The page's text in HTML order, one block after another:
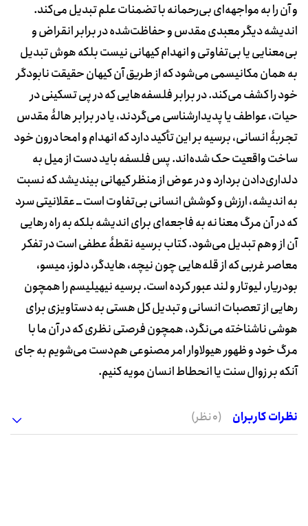
و آن را به مواجهه‌‏ای بی‏‌رحمانه با تضمنات علم تبدیل می‌‏کند.
اندیشه دیگر معبدی مقدس و حفاظت‌‏شده در برابر انقراض و
بی‌‏معنایی یا بی‌‏تفاوتی و انهدام کیهانی نیست بلکه هوش تبدیل
به همان مکانیسمی می‏‌شود که از طریق آن کیهان حقیقت نابودگر
خود را کشف می‏‌کند. در برابر فلسفه‌‏هایی که در پی تسکینی در
حیات، عواطف یا پدیدارشناسی می‌‏گردند، یا در برابر هالۀ مقدس
تجربۀ انسانی، برسیه بر این تأکید دارد که انهدام و امحا درون خود
ساخت واقعیت حک شده‌‏اند. پس فلسفه باید دست از میل به
دلداری‏‌دادن بردارد و در عوض از منظر کیهانی بیندیشد که نسبت
به اندیشه، ارزش و کوشش انسانی بی‌‏تفاوت است ــ عقلانیتی سرد
که در آن مرگ معنا نه به فاجعه‌‏ای برای اندیشه بلکه به راه رهایی
آن از وهم تبدیل می‌‏شود. کتاب برسیه نقطۀ عطفی است در تفکر
معاصر غربی که از قله‌‏هایی چون نیچه، هایدگر، دلوز، میسو،
بودریار، لیوتار و لند عبور کرده است. برسیه نیهیلیسم را همچون
رهایی از تعصبات انسانی و تبدیل کل هستی به دستاویزی برای
هوشی ناشناخته می‌‏نگرد، همچون فرصتی نظری که در آن ما با
مرگ خود و ظهور هیولاوار امر مصنوعی هم‌دست می‌‏شویم به جای
آنکه بر زوال سنت یا انحطاط انسان مویه کنیم.
نظرات کاربران (0 نظر)